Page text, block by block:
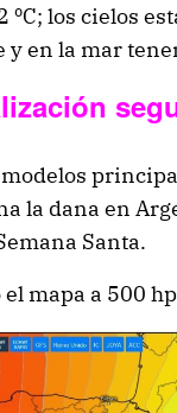
ºC; los cielos
y en la mar
la dana en
Santa.
el mapa a 500